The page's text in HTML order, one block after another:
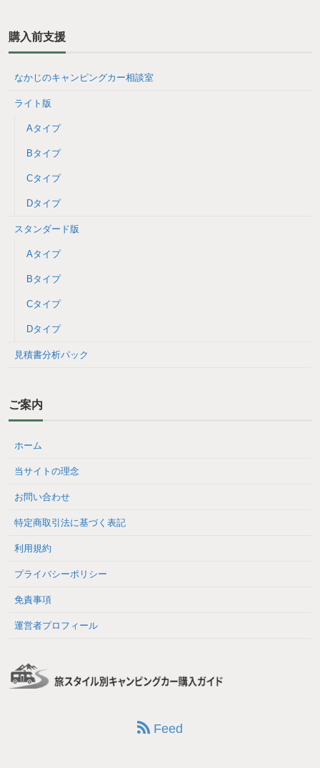
購入前支援
なかじのキャンピングカー相談室
ライト版
Aタイプ
Bタイプ
Cタイプ
Dタイプ
スタンダード版
Aタイプ
Bタイプ
Cタイプ
Dタイプ
見積書分析パック
ご案内
ホーム
当サイトの理念
お問い合わせ
特定商取引法に基づく表記
利用規約
プライバシーポリシー
免責事項
運営者プロフィール
Feed